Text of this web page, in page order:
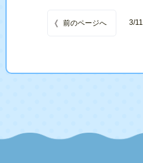
投稿ナビゲーション
前のページへ 3/11